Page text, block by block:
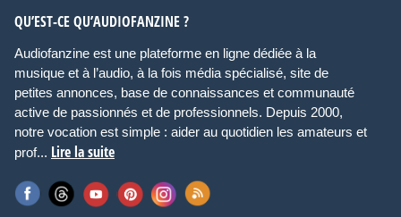
QU’EST-CE QU’AUDIOFANZINE ?
Audiofanzine est une plateforme en ligne dédiée à la
musique et à l’audio, à la fois média spécialisé, site de
petites annonces, base de connaissances et communauté
active de passionnés et de professionnels. Depuis 2000,
notre vocation est simple : aider au quotidien les amateurs et
prof... Lire la suite